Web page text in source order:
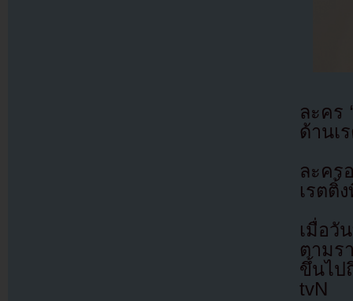
ละคร
ด้านเ
ละคร
เรตติ้
เมื่อวั
ตามร
ขึ้นไป
tvN